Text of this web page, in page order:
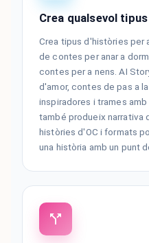
Crea qualsevol
Crea tipus d'històries per
de contes per anar a
contes per a nens. AI
d'amor, contes de pas a
inspiradores i trames
també produeix narrativa
històries d'OC i formats
una història amb un punt